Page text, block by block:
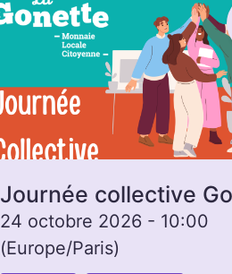
24 octobre 2026 - 10:00
(Europe/Paris)